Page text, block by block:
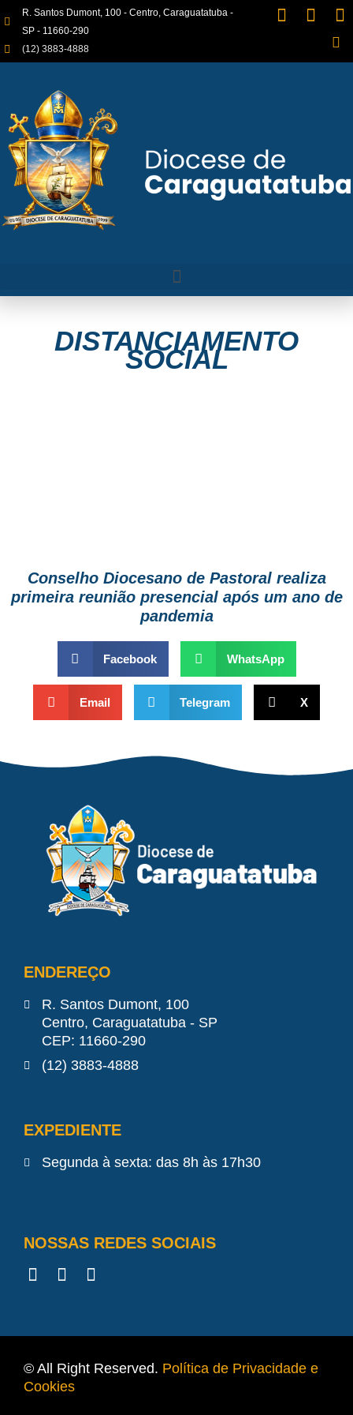
R. Santos Dumont, 100 - Centro, Caraguatatuba -
SP - 11660-290
(12) 3883-4888
DISTANCIAMENTO
SOCIAL
Conselho Diocesano de Pastoral realiza
primeira reunião presencial após um ano de
pandemia
Facebook WhatsApp
Email Telegram X
ENDEREÇO
R. Santos Dumont, 100
Centro, Caraguatatuba - SP
CEP: 11660-290
(12) 3883-4888
EXPEDIENTE
Segunda à sexta: das 8h às 17h30
NOSSAS REDES SOCIAIS
© All Right Reserved. Política de Privacidade e
Cookies